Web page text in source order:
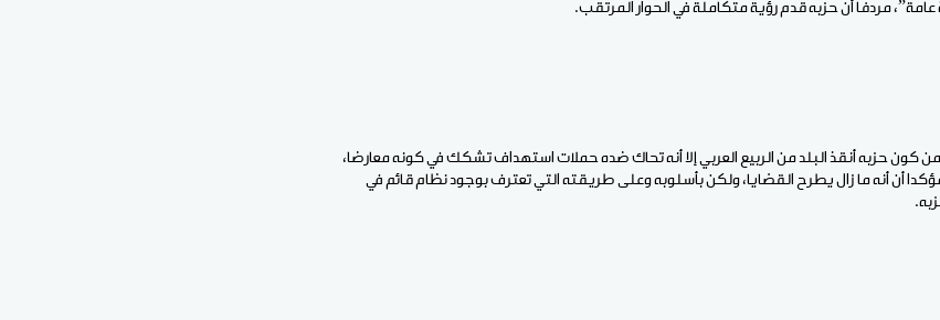
عامة”، مردفا أن حزبه قدم رؤية متكاملة في الحوار المرتقب.
من كون حزبه أنقذ البلد من الربيع العربي إلا أنه تحاك ضده حملات استهداف تشكك في كونه معارضا،
أن أنه ما زال يطرح القضايا، ولكن بأسلوبه وعلى طريقته التي تعترف بوجود نظام قائم في